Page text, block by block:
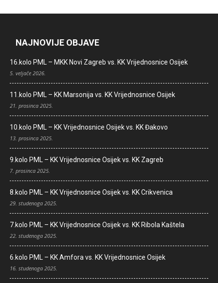
NAJNOVIJE OBJAVE
16.kolo PML – MKK Novi Zagreb vs. KK Vrijednosnice Osijek
5. veljače 2026.
11.kolo PML – KK Marsonija vs. KK Vrijednosnice Osijek
21. prosinca 2025.
10.kolo PML – KK Vrijednosnice Osijek vs. KK Đakovo
13. prosinca 2025.
9.kolo PML – KK Vrijednosnice Osijek vs. KK Zagreb
7. prosinca 2025.
8.kolo PML – KK Vrijednosnice Osijek vs. KK Crikvenica
29. studenoga 2025.
7.kolo PML – KK Vrijednosnice Osijek vs. KK Ribola Kaštela
22. studenoga 2025.
6.kolo PML – KK Amfora vs. KK Vrijednosnice Osijek
16. studenoga 2025.